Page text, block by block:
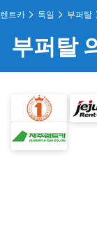
렌트카 독일 부퍼탈
부퍼탈